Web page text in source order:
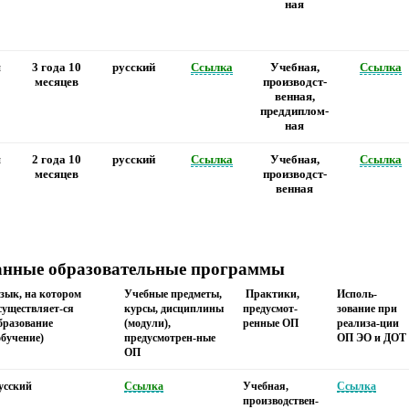
ная
3 года 10
месяцев
русский Ссылка
Учебная,
производст-
венная,
преддиплом-
ная
Ссылка
2 года 10
месяцев
русский Ссылка
Учебная,
производст-
венная
Ссылка
образовательные программы
на котором
ся
Учебные предметы,
курсы, дисциплины
(модули),
предусмотрен-ные
ОП
Практики,
предусмот-
ренные ОП
Исполь-
зование при
реализа-ции
ОП ЭО и ДОТ
Ссылка
Учебная,
производствен-
Ссылка